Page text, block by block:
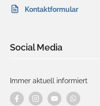
Kontaktformular
Social Media
Immer aktuell informiert